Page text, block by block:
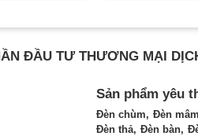
ĐẦU TƯ THƯƠNG MẠI
Sản phẩm yêu
Đèn chùm Đèn mâm
Đèn thả
Đèn bàn